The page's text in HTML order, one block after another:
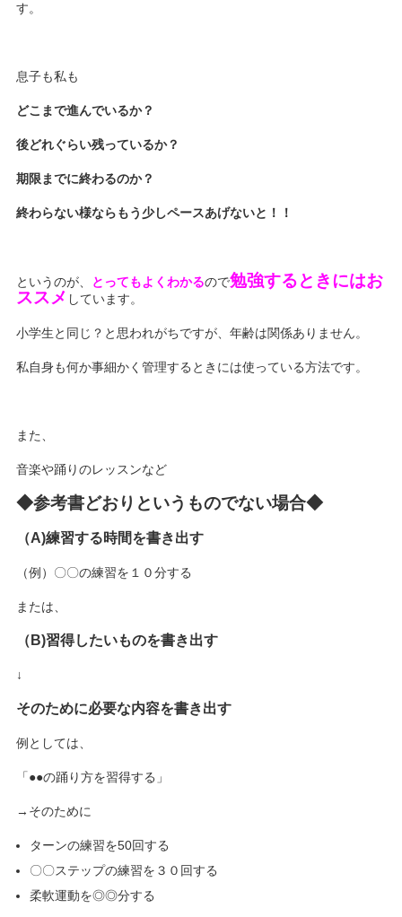
す。
息子も私も
どこまで進んでいるか？
後どれぐらい残っているか？
期限までに終わるのか？
終わらない様ならもう少しペースあげないと！！
というのが、 とってもよくわかるので勉強するときにはお
ススメ しています。
小学生と同じ？と思われがちですが、年齢は関係ありません。
私自身も何か事細かく管理するときには使っている方法です。
また、
音楽や踊りのレッスンなど
◆参考書どおりというものでない場合◆
（A)練習する時間を書き出す
（例）〇〇の練習を１０分する
または、
（B)習得したいものを書き出す
↓
そのために必要な内容を書き出す
例としては、
「●●の踊り方を習得する」
→そのために
ターンの練習を50回する
〇〇ステップの練習を３０回する
柔軟運動を◎◎分する